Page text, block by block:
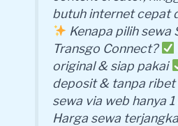
butuh internet cepat
Kenapa pilih sewa
Transgo Connect?
original & siap pakai
deposit & tanpa ribet
sewa via web hanya
Harga sewa